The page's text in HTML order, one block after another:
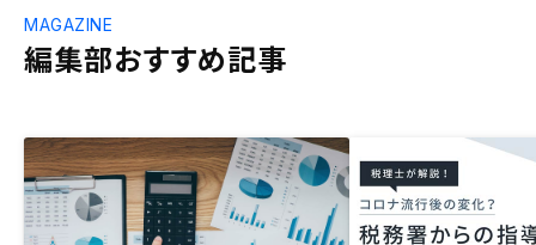
編集部おすすめ記事
MAGAZINE